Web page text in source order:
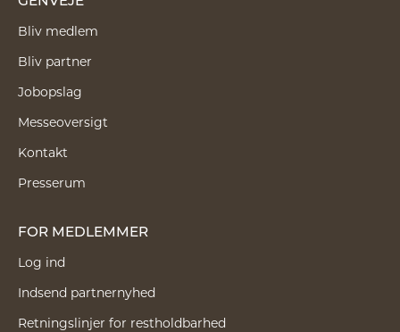
Bliv medlem
Bliv partner
Jobopslag
Messeoversigt
Kontakt
Presserum
FOR MEDLEMMER
Log ind
Indsend partnernyhed
Retningslinjer for restholdbarhed